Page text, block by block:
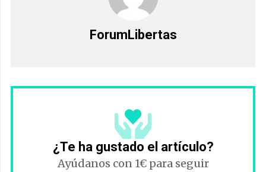
ForumLibertas
¿Te ha gustado el artículo?
Ayúdanos con 1€ para seguir